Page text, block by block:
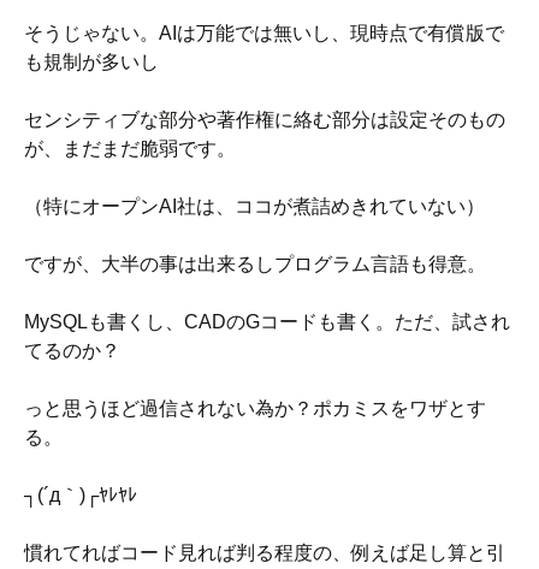
そうじゃない。AIは万能では無いし、現時点で有償版で
も規制が多いし
センシティブな部分や著作権に絡む部分は設定そのもの
が、まだまだ脆弱です。
（特にオープンAI社は、ココが煮詰めきれていない）
ですが、大半の事は出来るしプログラム言語も得意。
MySQLも書くし、CADのGコードも書く。ただ、試され
てるのか？
っと思うほど過信されない為か？ポカミスをワザとす
る。
┐(´д｀)┌ﾔﾚﾔﾚ
慣れてればコード見れば判る程度の、例えば足し算と引